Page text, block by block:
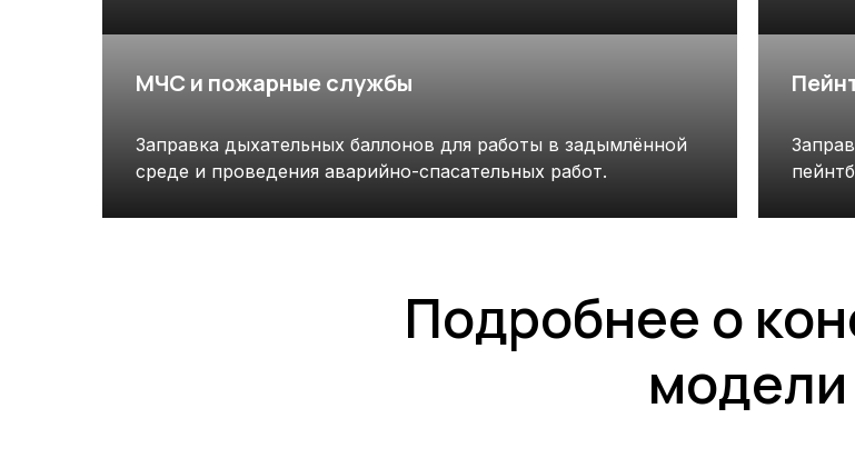
МЧС и пожарные службы
Заправка дыхательных баллонов для работы в задымлённой
среде и проведения аварийно-спасательных работ.
Подробнее о
модели